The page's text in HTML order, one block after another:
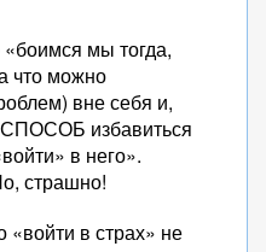
мы тогда,
что можно
вне себя и,
избавиться
в него».
страшно!
«войти в страх» не